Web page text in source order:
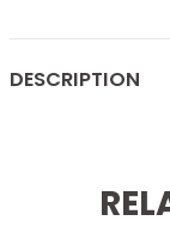
DESCRIPTION